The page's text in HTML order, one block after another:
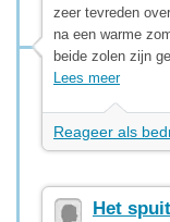
zeer tevreden
na een warme
beide zolen zijn
Lees meer
Reageer als
Het